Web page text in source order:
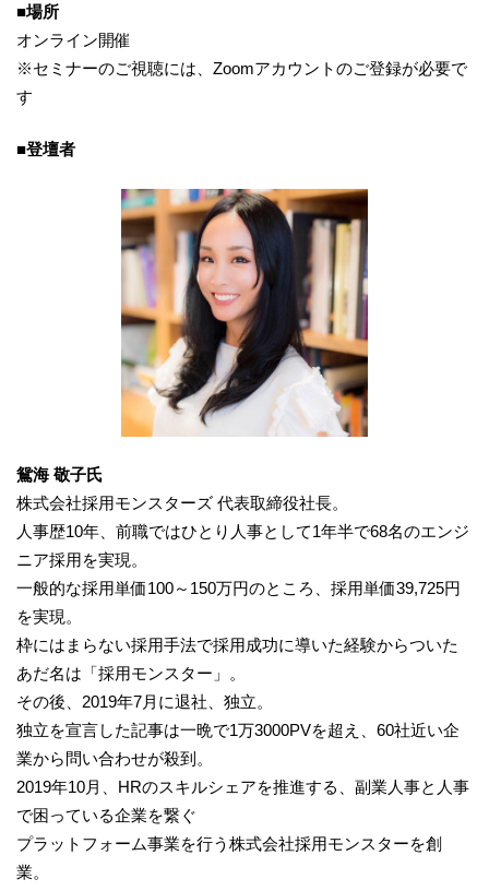
■場所
オンライン開催
※セミナーのご視聴には、Zoomアカウントのご登録が必要で
す
■登壇者
鴛海 敬子氏
株式会社採用モンスターズ 代表取締役社長。
人事歴10年、前職ではひとり人事として1年半で68名のエンジ
ニア採用を実現。
一般的な採用単価100～150万円のところ、採用単価39,725円
を実現。
枠にはまらない採用手法で採用成功に導いた経験からついた
あだ名は「採用モンスター」。
その後、2019年7月に退社、独立。
独立を宣言した記事は一晩で1万3000PVを超え、60社近い企
業から問い合わせが殺到。
2019年10月、HRのスキルシェアを推進する、副業人事と人事
で困っている企業を繋ぐ
プラットフォーム事業を行う株式会社採用モンスターを創
業。